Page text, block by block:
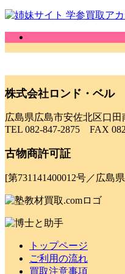
株式会社ロンド・ベル
広島県広島市安佐北区口田
TEL 082-847-2875 FAX
古物商許可証
[第731141400012号／広島
トップページ
ご利用の流れ
買取注意事項